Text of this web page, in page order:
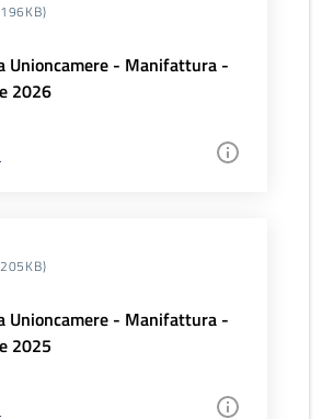
Unioncamere - Manifattura -
2026
Unioncamere - Manifattura -
2025